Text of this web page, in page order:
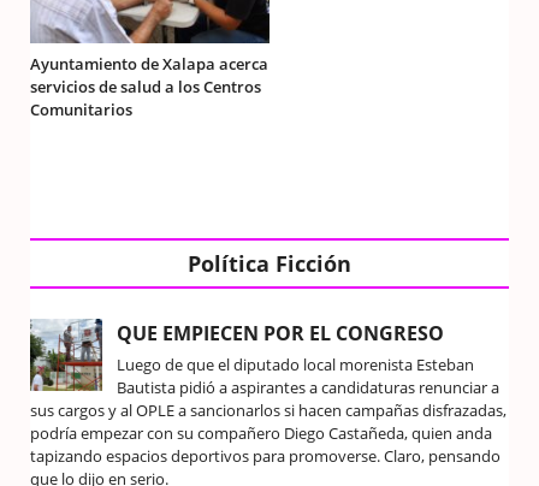
Ayuntamiento de Xalapa acerca
servicios de salud a los Centros
Comunitarios
Política Ficción
QUE EMPIECEN POR EL CONGRESO
Luego de que el diputado local morenista Esteban
Bautista pidió a aspirantes a candidaturas renunciar a
sus cargos y al OPLE a sancionarlos si hacen campañas disfrazadas,
podría empezar con su compañero Diego Castañeda, quien anda
tapizando espacios deportivos para promoverse. Claro, pensando
que lo dijo en serio.